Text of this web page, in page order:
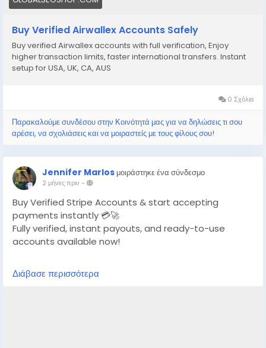
#Airwallex #BuyVerifiedAccounts
#GlobalPayments
#EcommerceBusiness#Freelancers#OnlinePayment
#GlobalSEOShop#BusinessGrowth #AISEO
#DigitalEntrepreneur
Buy Verified Airwallex Accounts Safely
Buy verified Airwallex accounts with full verification, Enjoy
higher transaction limits, faster international transfers. Instant
setup for USA, UK, CA, AUS
0 Σχόλια
Παρακαλούμε συνδέσου στην Κοινότητά μας για να δηλώσεις τι σου
αρέσει, να σχολιάσεις και να μοιραστείς με τους φίλους σου!
Jennifer Marlos μοιράστηκε ένα σύνδεσμο
2 μήνες πριν -
Buy Verified Stripe Accounts & start accepting
payments instantly 💳🚀
Fully verified, instant payouts, and ready-to-use
accounts available now!
https://globalseoshop.com/product/buy-verified-
stripe-accounts/
Διάβασε περισσότερα